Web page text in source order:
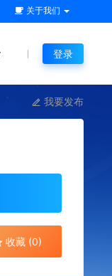
关于我们
登录
我要发布
收藏 (0)